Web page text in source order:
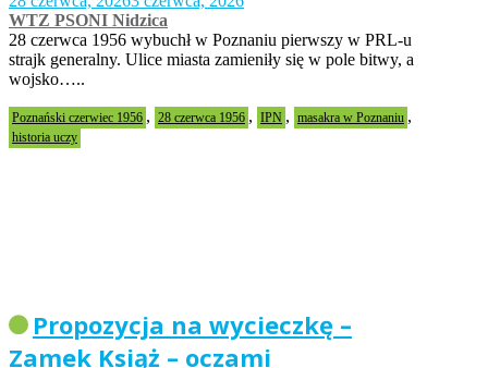
WTZ PSONI Nidzica
28 czerwca 1956 wybuchł w Poznaniu pierwszy w PRL-u
strajk generalny. Ulice miasta zamieniły się w pole bitwy, a
wojsko…..
Poznański czerwiec 1956 , 28 czerwca 1956 , IPN , masakra w Poznaniu ,
historia uczy
Propozycja na wycieczkę –
Zamek Książ – oczami